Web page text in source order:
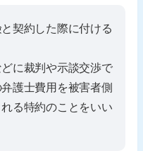
契約した際に付ける
に裁判や示談交渉で
護士費用を被害者側
る特約のことをいい